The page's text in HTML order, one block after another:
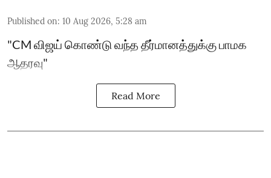
Published on: 10 Aug 2026, 5:28 am
"CM விஜய் கொண்டு வந்த தீர்மானத்துக்கு பாமக
ஆதரவு"
Read More